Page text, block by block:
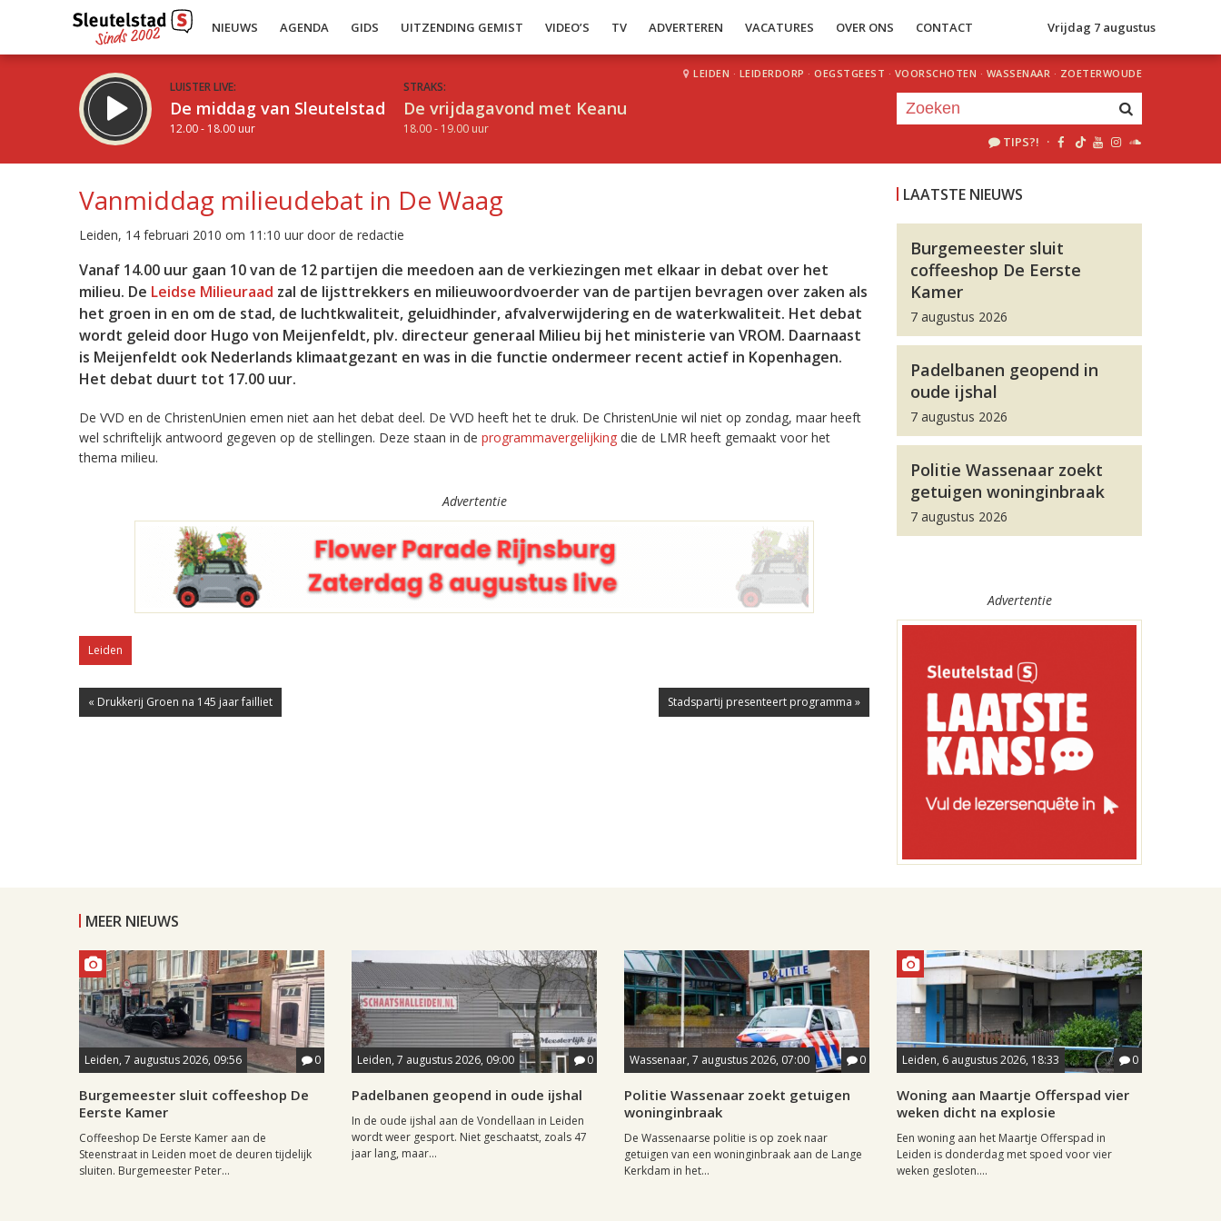
NIEUWS AGENDA GIDS UITZENDING GEMIST VIDEO’S TV ADVERTEREN VACATURES OVER ONS CONTACT Vrijdag 7 augustus
LUISTER LIVE:
De middag van Sleutelstad
12.00 - 18.00 uur
STRAKS:
De vrijdagavond met Keanu
18.00 - 19.00 uur
LEIDEN · LEIDERDORP · OEGSTGEEST · VOORSCHOTEN · WASSENAAR · ZOETERWOUDE
TIPS?! ·
Inklappen
Vanmiddag milieudebat in De Waag
Leiden, 14 februari 2010 om 11:10 uur door de redactie
Vanaf 14.00 uur gaan 10 van de 12 partijen die meedoen aan de verkiezingen met elkaar in debat over het
milieu. De Leidse Milieuraad zal de lijsttrekkers en milieuwoordvoerder van de partijen bevragen over zaken als
het groen in en om de stad, de luchtkwaliteit, geluidhinder, afvalverwijdering en de waterkwaliteit. Het debat
wordt geleid door Hugo von Meijenfeldt, plv. directeur generaal Milieu bij het ministerie van VROM. Daarnaast
is Meijenfeldt ook Nederlands klimaatgezant en was in die functie ondermeer recent actief in Kopenhagen.
Het debat duurt tot 17.00 uur.
De VVD en de ChristenUnien emen niet aan het debat deel. De VVD heeft het te druk. De ChristenUnie wil niet op zondag, maar heeft
wel schriftelijk antwoord gegeven op de stellingen. Deze staan in de programmavergelijking die de LMR heeft gemaakt voor het
thema milieu.
Advertentie
Leiden
« Drukkerij Groen na 145 jaar failliet Stadspartij presenteert programma »
LAATSTE NIEUWS
Burgemeester sluit
coffeeshop De Eerste
Kamer
7 augustus 2026
Padelbanen geopend in
oude ijshal
7 augustus 2026
Politie Wassenaar zoekt
getuigen woninginbraak
7 augustus 2026
Advertentie
MEER NIEUWS
Leiden, 7 augustus 2026, 09:56 0
Burgemeester sluit coffeeshop De
Eerste Kamer
Coffeeshop De Eerste Kamer aan de
Steenstraat in Leiden moet de deuren tijdelijk
sluiten. Burgemeester Peter...
Leiden, 7 augustus 2026, 09:00 0
Padelbanen geopend in oude ijshal
In de oude ijshal aan de Vondellaan in Leiden
wordt weer gesport. Niet geschaatst, zoals 47
jaar lang, maar...
Wassenaar, 7 augustus 2026, 07:00 0
Politie Wassenaar zoekt getuigen
woninginbraak
De Wassenaarse politie is op zoek naar
getuigen van een woninginbraak aan de Lange
Kerkdam in het...
Leiden, 6 augustus 2026, 18:33 0
Woning aan Maartje Offerspad vier
weken dicht na explosie
Een woning aan het Maartje Offerspad in
Leiden is donderdag met spoed voor vier
weken gesloten....